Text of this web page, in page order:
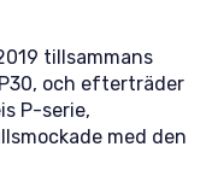
tillsammans
och efterträder
P-serie,
med den